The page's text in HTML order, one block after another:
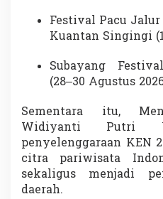
Festival Pacu
Kuantan Singingi
Subayang
(28–30 Agustus
Sementara itu,
Widiyanti Putri
penyelenggaraan KEN
citra pariwisata
sekaligus menjadi
daerah.